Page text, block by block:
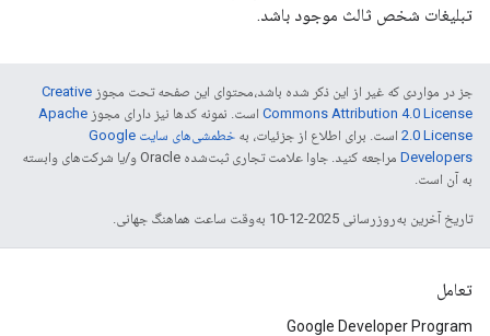
تبلیغات شخص ثالث موجود باشد.
جز در مواردی که غیر از این ذکر شده باشد،‌محتوای این صفحه تحت مجوز Creative
Commons Attribution 4.0 License است. نمونه کدها نیز دارای مجوز Apache
2.0 License است. برای اطلاع از جزئیات، به
خطمشی‌های سایت Google
Developers‏
مراجعه کنید. جاوا علامت تجاری ثبت‌شده Oracle و/یا شرکت‌های وابسته
به آن است.
تاریخ آخرین به‌روزرسانی 2025-12-10 به‌وقت ساعت هماهنگ جهانی.
تعامل
Google Developer Program